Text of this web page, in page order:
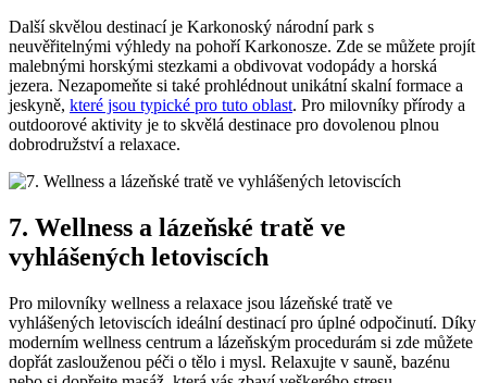
Další skvělou destinací je Karkonoský národní park s
neuvěřitelnými výhledy na pohoří Karkonosze. Zde se můžete projít
malebnými horskými stezkami a obdivovat vodopády a horská
jezera. Nezapomeňte si také prohlédnout unikátní skalní formace a
jeskyně, které jsou typické pro tuto oblast. Pro milovníky přírody a
outdoorové aktivity je to skvělá destinace pro dovolenou plnou
dobrodružství a relaxace.
7. Wellness a lázeňské tratě ve
vyhlášených letoviscích
Pro milovníky wellness a relaxace jsou lázeňské tratě ve
vyhlášených letoviscích ideální destinací pro úplné odpočinutí. Díky
moderním wellness centrum a lázeňským procedurám si zde můžete
dopřát zaslouženou péči o tělo i mysl. Relaxujte v sauně, bazénu